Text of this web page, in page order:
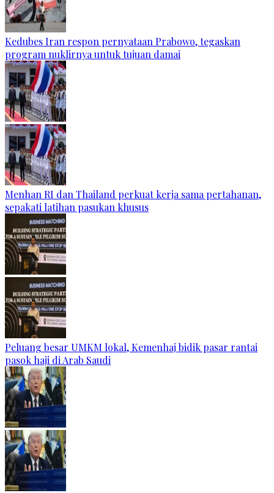
Kedubes Iran respon pernyataan Prabowo, tegaskan
program nuklirnya untuk tujuan damai
Menhan RI dan Thailand perkuat kerja sama pertahanan,
sepakati latihan pasukan khusus
Peluang besar UMKM lokal, Kemenhaj bidik pasar rantai
pasok haji di Arab Saudi